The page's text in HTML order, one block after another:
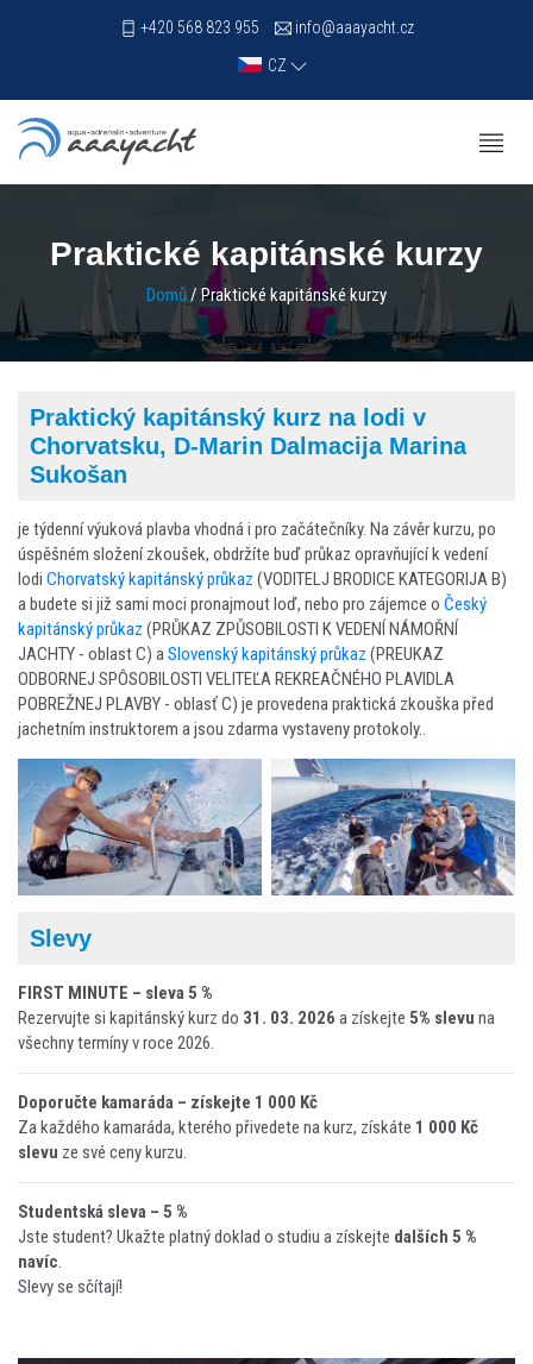
+420 568 823 955
info@aaayacht.cz
CZ
Praktické kapitánské kurzy
Domů/ Praktické kapitánské kurzy
Praktický kapitánský kurz na lodi v
Chorvatsku, D-Marin Dalmacija Marina
Sukošan
je týdenní výuková plavba vhodná i pro začátečníky. Na závěr kurzu, po
úspěšném složení zkoušek, obdržíte buď průkaz opravňující k vedení
lodi Chorvatský kapitánský průkaz (VODITELJ BRODICE KATEGORIJA B)
a budete si již sami moci pronajmout loď, nebo pro zájemce o Český
kapitánský průkaz (PRŮKAZ ZPŮSOBILOSTI K VEDENÍ NÁMOŘNÍ
JACHTY - oblast C) aSlovenský kapitánský průkaz (PREUKAZ
ODBORNEJ SPÔSOBILOSTI VELITEĽA REKREAČNÉHO PLAVIDLA
POBREŽNEJ PLAVBY - oblasť C) je provedena praktická zkouška před
jachetním instruktorem a jsou zdarma vystaveny protokoly..
Slevy
FIRST MINUTE – sleva 5 %
Rezervujte si kapitánský kurz do 31. 03. 2026 a získejte 5% slevu na
všechny termíny v roce 2026.
Doporučte kamaráda – získejte 1 000 Kč
Za každého kamaráda, kterého přivedete na kurz, získáte 1 000 Kč
slevu ze své ceny kurzu.
Studentská sleva – 5 %
Jste student? Ukažte platný doklad o studiu a získejte dalších 5 %
navíc.
Slevy se sčítají!